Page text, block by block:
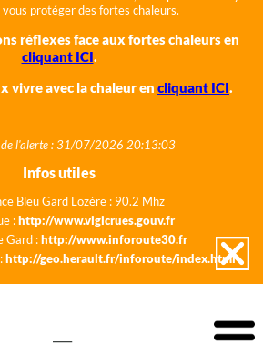
protéger des fortes chaleurs.
réflexes face aux fortes chaleurs en
cliquant ICI.
vivre avec la chaleur en cliquant ICI.
de l'alerte : 31/07/2026 20:13:03
Infos utiles
Bleu Gard Lozère : 90.2 Mhz
:http://www.vigicrues.gouv.fr
Gard :http://www.inforoute30.fr
http://geo.herault.fr/inforoute/index.html